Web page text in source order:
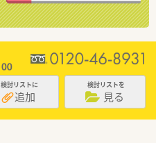
検討リストに
追加
検討リストを
見る